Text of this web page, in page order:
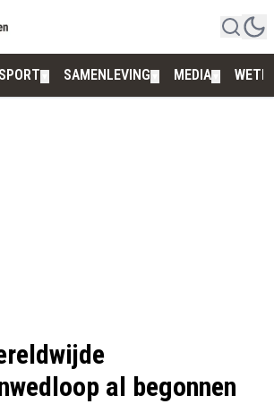
SPORT SAMENLEVING MEDIA
al begonnen